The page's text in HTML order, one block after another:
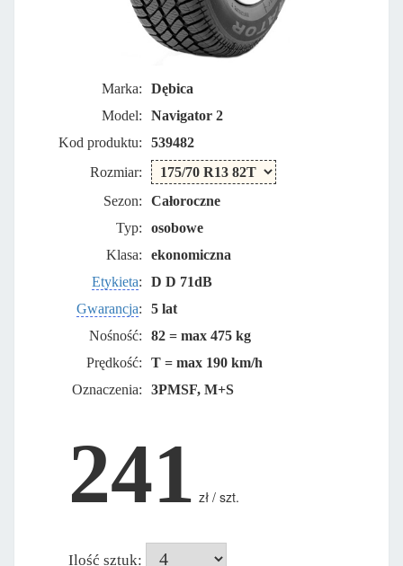
Marka:
Dębica
Model:
Navigator 2
Kod produktu:
539482
Rozmiar:
Sezon:
Całoroczne
Typ:
osobowe
Klasa:
ekonomiczna
Etykieta:
D D 71dB
Gwarancja:
5 lat
Nośność:
82 = max 475 kg
Prędkość:
T = max 190 km/h
Oznaczenia:
3PMSF, M+S
241 zł / szt.
Ilość sztuk: